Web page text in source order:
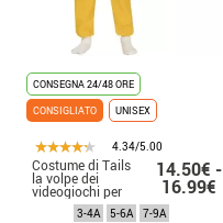
CONSEGNA 24/48 ORE
CONSIGLIATO
UNISEX
4.34/5.00
Costume di Tails
la volpe dei
videogiochi per
bambini
14.50€ -
16.99€
3-4A 5-6A 7-9A